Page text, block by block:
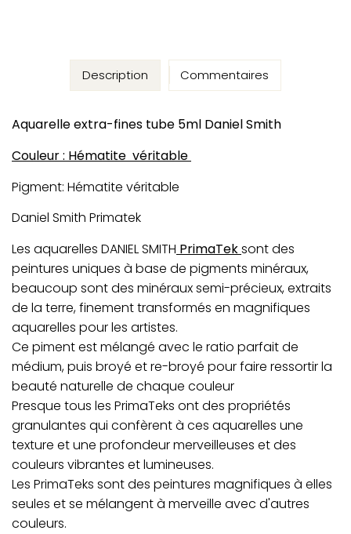
Description
Aquarelle extra-fines tube 5ml Daniel Smith
Couleur : Hématite véritable
Pigment: Hématite véritable
Daniel Smith Primatek
Les aquarelles DANIEL SMITH PrimaTeksont des
peintures uniques à base de pigments minéraux,
beaucoup sont des minéraux semi-précieux, extraits
de la terre, finement transformés en magnifiques
aquarelles pour les artistes.
Ce piment est mélangé avec le ratio parfait de
médium, puis broyé et re-broyé pour faire ressortir la
beauté naturelle de chaque couleur
Presque tous les PrimaTeks ont des propriétés
granulantes qui confèrent à ces aquarelles une
texture et une profondeur merveilleuses et des
couleurs vibrantes et lumineuses.
Les PrimaTeks sont des peintures magnifiques à elles
seules et se mélangent à merveille avec d'autres
couleurs.
Commentaires